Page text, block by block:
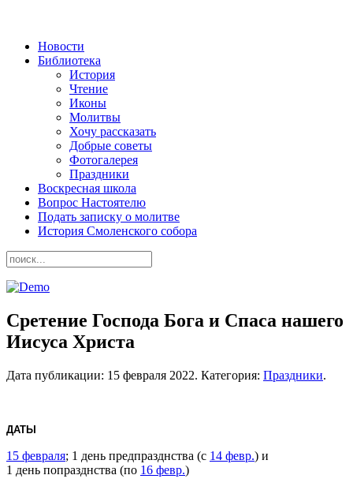
Новости
Библиотека
История
Чтение
Иконы
Молитвы
Хочу рассказать
Добрые советы
Фотогалерея
Праздники
Воскресная школа
Вопрос Настоятелю
Подать записку о молитве
История Смоленского собора
Сретение Господа Бога и Спаса нашего
Иисуса Христа
Дата публикации: 15 февраля 2022. Категория: Праздники.
ДАТЫ
15 февраля; 1 день предпразднства (с 14 февр.) и
1 день попразднства (по 16 февр.)